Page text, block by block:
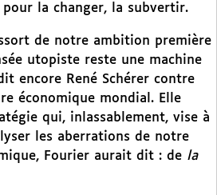
la changer, la subvertir.
de notre ambition première
utopiste reste une machine
encore René Schérer contre
économique mondial. Elle
qui, inlassablement, vise à
les aberrations de notre
Fourier aurait dit : de la